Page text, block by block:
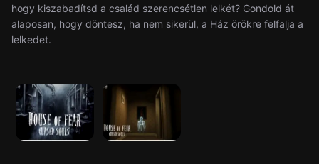
hogy kiszabadítsd a család szerencsétlen lelkét? Gondold át
alaposan, hogy döntesz, ha nem sikerül, a Ház örökre felfalja a
lelkedet.